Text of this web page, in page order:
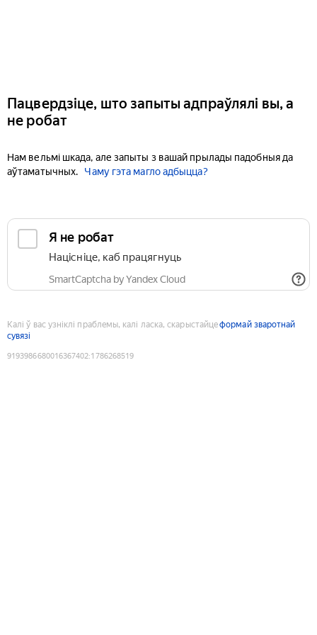
Пацвердзіце, што запыты адпраўлялі вы, а
не робат
Нам вельмі шкада, але запыты з вашай прылады падобныя да
аўтаматычных.
Чаму гэта магло адбыцца?
Я не робат
Націсніце, каб працягнуць
SmartCaptcha by Yandex Cloud
Калі ў вас узніклі праблемы, калі ласка, скарыстайцеформай зваротнай
сувязі
9193986680016367402:1786268519